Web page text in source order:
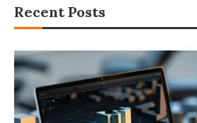
Recent Posts